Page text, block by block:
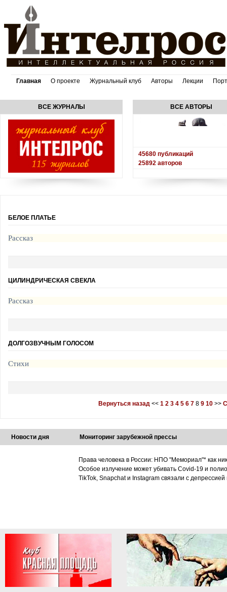
Главная О проекте Журнальный клуб Авторы Лекции
ВСЕ ЖУРНАЛЫ ВСЕ АВТОРЫ
45680 публикаций
25892 авторов
БЕЛОЕ ПЛАТЬЕ
Рассказ
ЦИЛИНДРИЧЕСКАЯ СВЕКЛА
Рассказ
ДОЛГОЗВУЧНЫМ ГОЛОСОМ
Стихи
Вернуться назад<< 1 2 3 4 5 6 7 8 9 10>>
Новости дня Мониторинг зарубежной прессы
Права человека в России: НПО "Мемориал"* как
Особое излучение может убивать Covid-19 и
TikTok, Snapchat и Instagram связали с